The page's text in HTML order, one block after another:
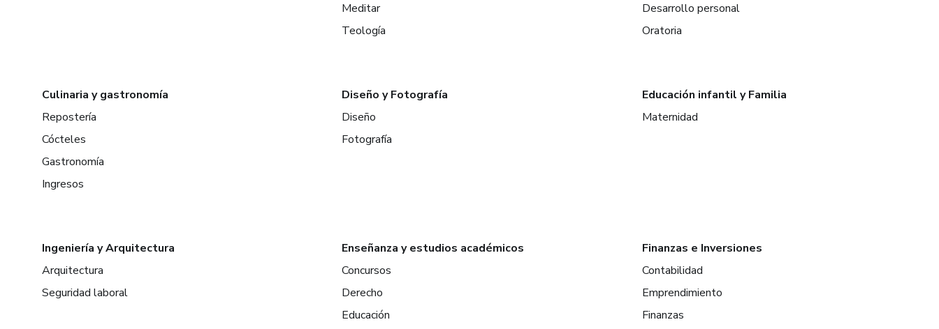
Meditar
Teología
Desarrollo personal
Oratoria
Culinaria y gastronomía
Repostería
Cócteles
Gastronomía
Ingresos
Diseño y Fotografía
Diseño
Fotografía
Educación infantil y Familia
Maternidad
Ingeniería y Arquitectura
Arquitectura
Seguridad laboral
Enseñanza y estudios académicos
Concursos
Derecho
Educación
Finanzas e Inversiones
Contabilidad
Emprendimiento
Finanzas